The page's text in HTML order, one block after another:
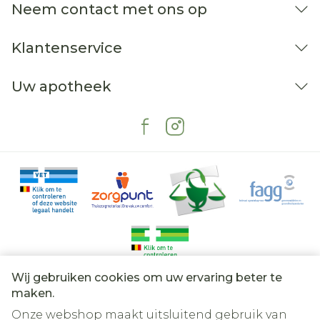
Wij gebruiken cookies om uw ervaring beter te
maken.
Onze webshop maakt uitsluitend gebruik van
Neem contact met ons op
Klantenservice
Uw apotheek
Juridische links